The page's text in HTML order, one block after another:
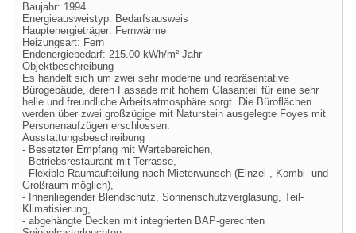
Baujahr: 1994
Energieausweistyp: Bedarfsausweis
Hauptenergieträger: Fernwärme
Heizungsart: Fern
Endenergiebedarf: 215.00 kWh/m² Jahr
Objektbeschreibung
Es handelt sich um zwei sehr moderne und repräsentative
Bürogebäude, deren Fassade mit hohem Glasanteil für eine sehr
helle und freundliche Arbeitsatmosphäre sorgt. Die Büroflächen
werden über zwei großzügige mit Naturstein ausgelegte Foyes mit
Personenaufzügen erschlossen.
Ausstattungsbeschreibung
- Besetzter Empfang mit Wartebereichen,
- Betriebsrestaurant mit Terrasse,
- Flexible Raumaufteilung nach Mieterwunsch (Einzel-, Kombi- und
Großraum möglich),
- Innenliegender Blendschutz, Sonnenschutzverglasung, Teil-
Klimatisierung,
- abgehängte Decken mit integrierten BAP-gerechten